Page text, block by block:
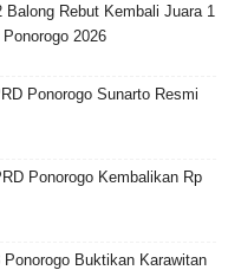
Rebut Kembali Juara 1
2026
Ponorogo Sunarto Resmi
Ponorogo Kembalikan Rp
Buktikan Karawitan